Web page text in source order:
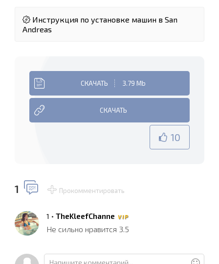
Инструкция по установке машин в San
Andreas
СКАЧАТЬ 3.79 Mb
СКАЧАТЬ
10
1 Прокомментировать
1 • TheKleefChanne V I P
Не сильно нравится 3.5